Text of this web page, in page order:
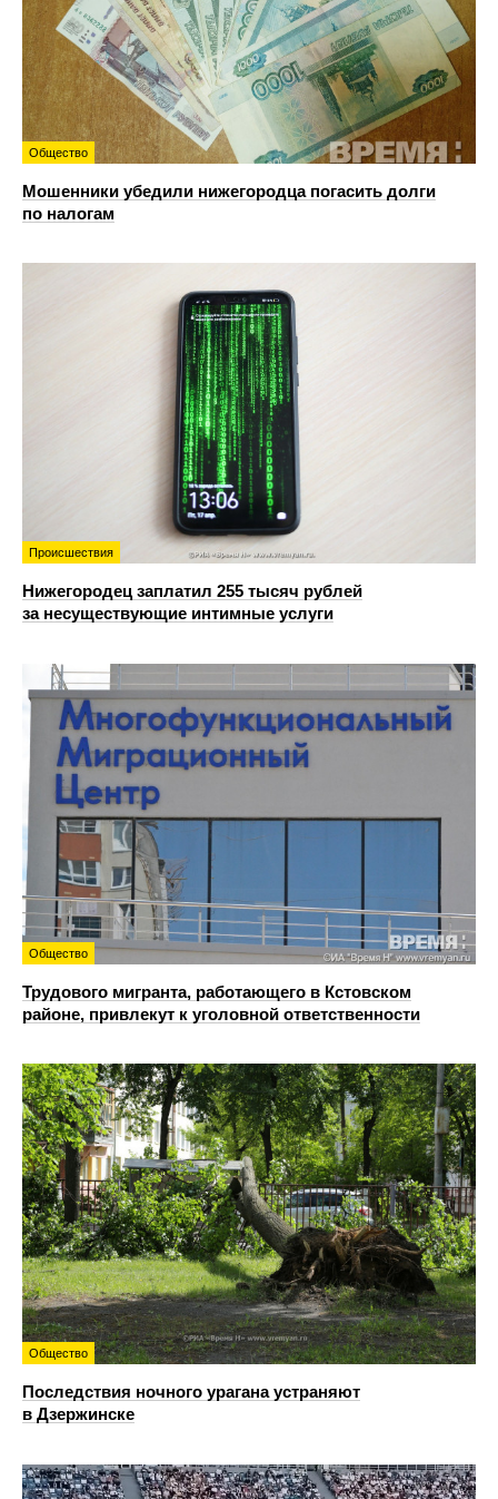
Общество
Мошенники убедили нижегородца погасить долги
по налогам
Происшествия
Нижегородец заплатил 255 тысяч рублей
за несуществующие интимные услуги
Общество
Трудового мигранта, работающего в Кстовском
районе, привлекут к уголовной ответственности
Общество
Последствия ночного урагана устраняют
в Дзержинске